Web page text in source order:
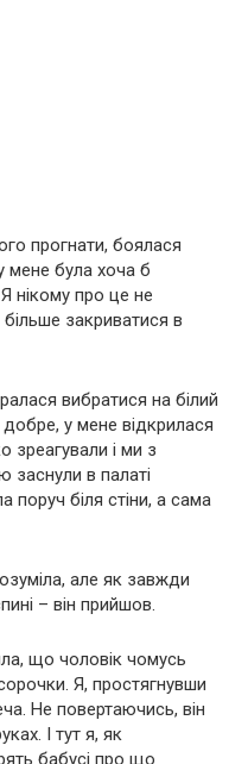
прогнати, боялася
мене була хоча б
нікому про це не
закриватися в
вибратися на білий
у мене відкрилася
зреагували і ми з
в палаті
поруч біля стіни, а сама
але як завжди
– він прийшов.
що чоловік чомусь
Я, простягнувши
Не повертаючись, він
І тут я, як
бабусі про що